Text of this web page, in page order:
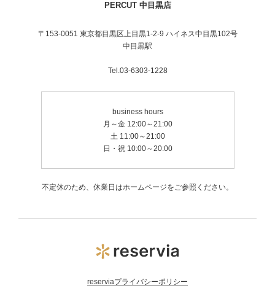
PERCUT 中目黒店
〒153-0051 東京都目黒区上目黒1-2-9 ハイネス中目黒102号
中目黒駅
Tel.03-6303-1228
business hours
月～金 12:00～21:00
土 11:00～21:00
日・祝 10:00～20:00
不定休のため、休業日はホームページをご参照ください。
reserviaプライバシーポリシー